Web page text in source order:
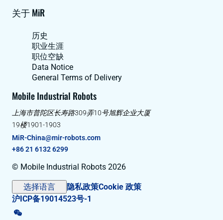
关于 MiR
历史
职业生涯
职位空缺
Data Notice
General Terms of Delivery
Mobile Industrial Robots
上海市普陀区长寿路309弄10号旭辉企业大厦
19楼1901-1903
MiR-China@mir-robots.com
+86 21 6132 6299
© Mobile Industrial Robots 2026
选择语言 隐私政策Cookie 政策
沪ICP备19014523号-1